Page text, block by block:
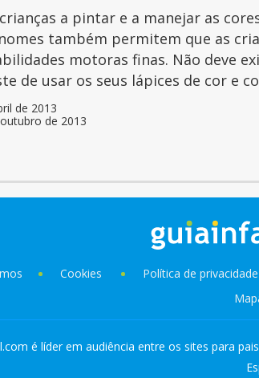
a pintar e a manejar as
também permitem que as
motoras finas. Não deve
de usar os seus lápices de cor e
de 2013
de 2013
Cookies Política de privacidade
é líder em audiência entre os sites para